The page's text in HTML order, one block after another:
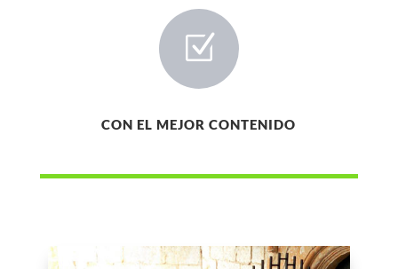
Z
CON EL MEJOR CONTENIDO